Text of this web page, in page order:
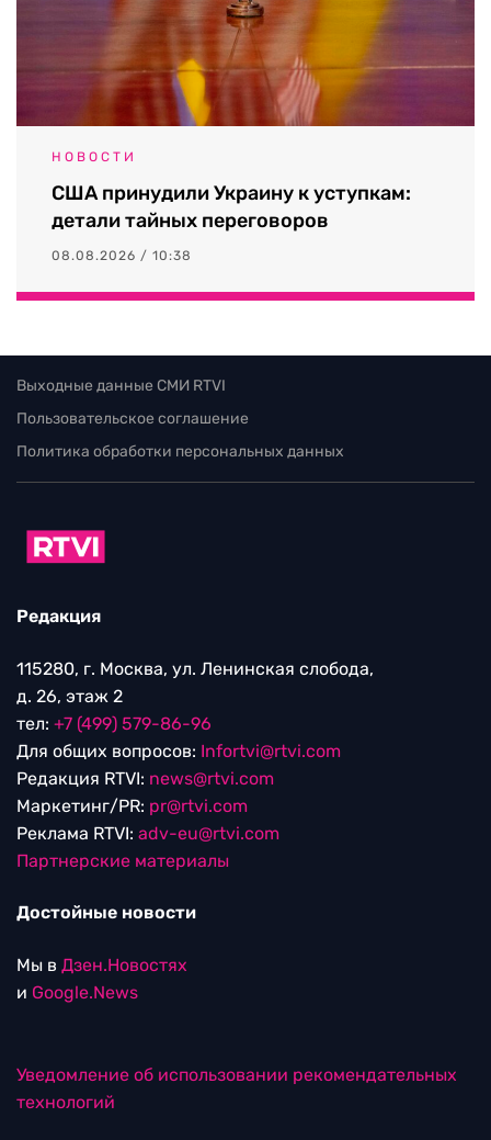
НОВОСТИ
США принудили Украину к уступкам:
детали тайных переговоров
08.08.2026 / 10:38
Выходные данные СМИ RTVI
Пользовательское соглашение
Политика обработки персональных данных
Редакция
115280, г. Москва, ул. Ленинская слобода,
д. 26, этаж 2
тел: +7 (499) 579-86-96
Для общих вопросов: Infortvi@rtvi.com
Редакция RTVI: news@rtvi.com
Маркетинг/PR: pr@rtvi.com
Реклама RTVI: adv-eu@rtvi.com
Партнерские материалы
Достойные новости
Мы в Дзен.Новостях
и Google.News
Уведомление об использовании рекомендательных
технологий